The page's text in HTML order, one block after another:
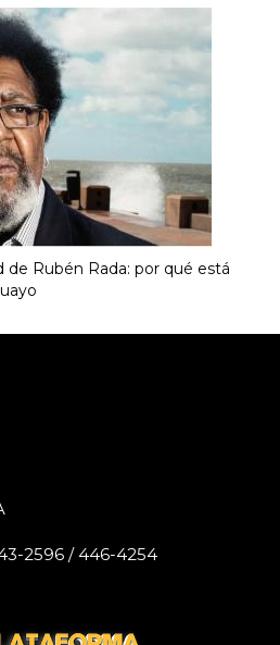
de Rubén Rada: por qué está
2596 / 446-4254